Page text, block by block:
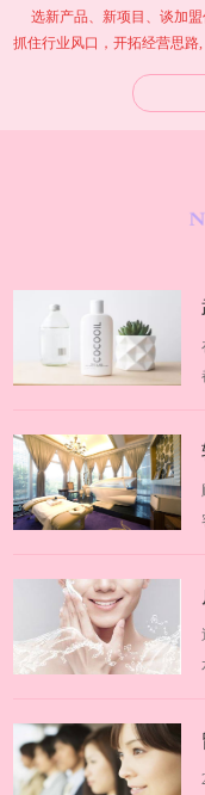
选新产品、新项目、谈加
抓住行业风口，开拓经营思路,